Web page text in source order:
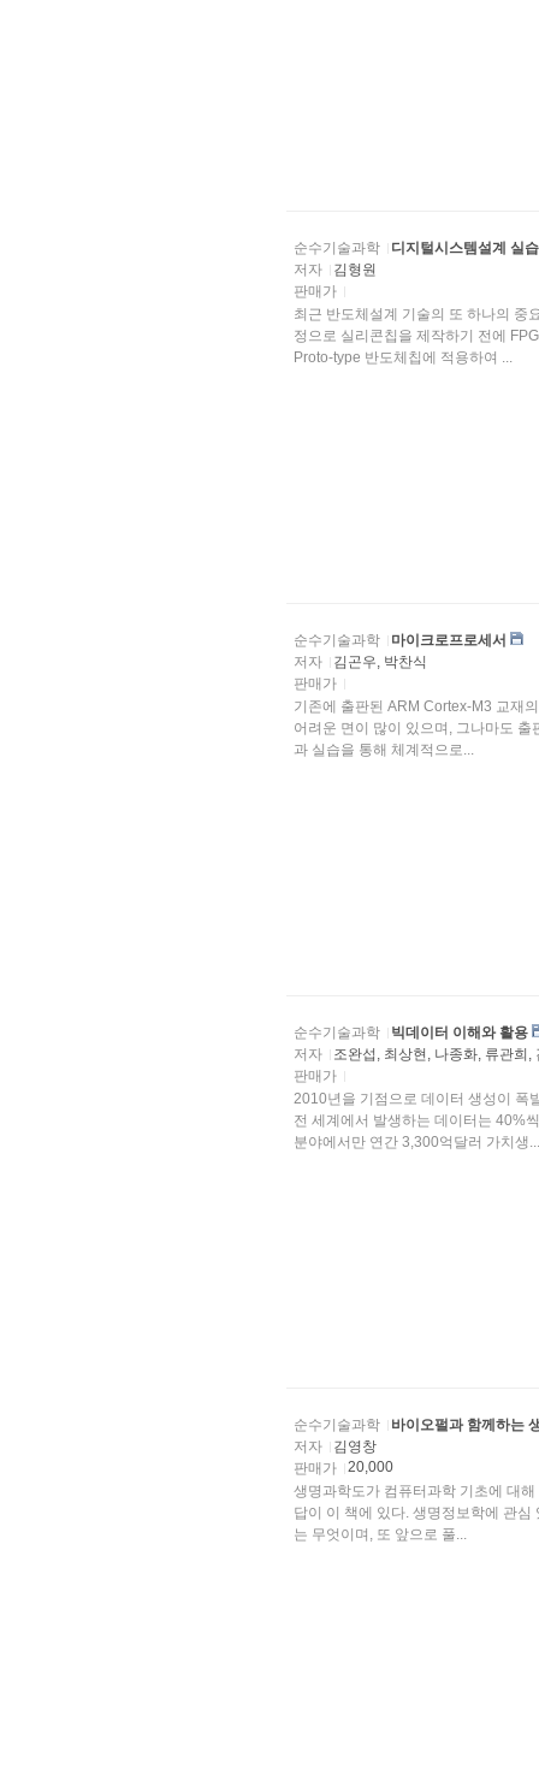
순수기술과학
디지털시스템설계 실습
저자
김형원
판매가
최근 반도체설계 기술의 또 하나의 중요
정으로 실리콘칩을 제작하기 전에
Proto-type 반도체칩에 적용하여 ...
순수기술과학
마이크로프로세서
저자
김곤우, 박찬식
판매가
기존에 출판된 ARM Cortex-M3 교재
어려운 면이 많이 있으며, 그나마도 출판된 교재의 수
과 실습을 통해 체계적으로...
순수기술과학
빅데이터 이해와 활용
저자
조완섭, 최상현, 나종화, 류관희,
판매가
2010년을 기점으로 데이터 생성이 폭
전 세계에서 발생하는 데이터는 40%
분야에서만 연간 3,300억달러 가치생...
순수기술과학
바이오펄과 함께하는
저자
김영창
판매가
20,000
생명과학도가 컴퓨터과학 기초에 대
답이 이 책에 있다. 생명정보학에 관
는 무엇이며, 또 앞으로 풀...